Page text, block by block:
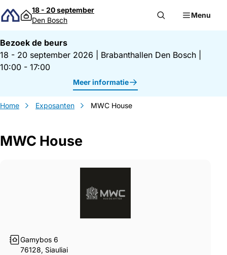
Direct naar inhoud
18 - 20 september
Den Bosch
Menu
Bezoek de beurs
18 - 20 september 2026
Brabanthallen Den Bosch
10:00 - 17:00
Meer informatie
Home Exposanten MWC House
MWC House
Gamybos 6
76128, Siauliai
Gegevens MWC House